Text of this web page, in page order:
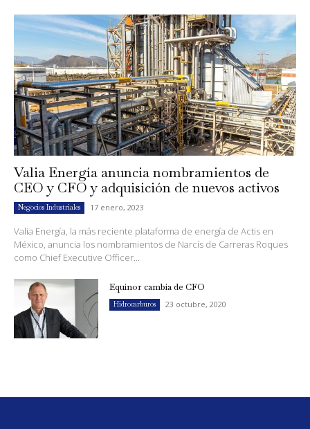
Valia Energía anuncia nombramientos de
CEO y CFO y adquisición de nuevos activos
Negocios Industriales 17 enero, 2023
Valia Energía, la más reciente plataforma de energía de Actis en
México, anuncia los nombramientos de Narcís de Carreras Roques
como Chief Executive Officer...
Equinor cambia de CFO
Hidrocarburos 23 octubre, 2020